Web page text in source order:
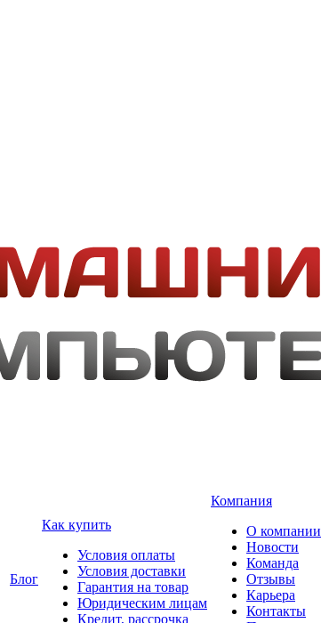
Блог
Как купить
Условия оплаты
Условия доставки
Гарантия на товар
Юридическим лицам
Кредит, рассрочка
Компания
О компании
Новости
Команда
Отзывы
Карьера
Контакты